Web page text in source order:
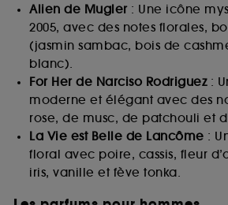
Alien de Mugler: Une icône
2005, avec des notes florales,
(jasmin sambac, bois de
blanc).
For Her de Narciso Rodriguez:
moderne et élégant avec des
rose, de musc, de patchouli et
La Vie est Belle de Lancôme :
floral avec poire, cassis, fleur
iris, vanille et fève tonka.